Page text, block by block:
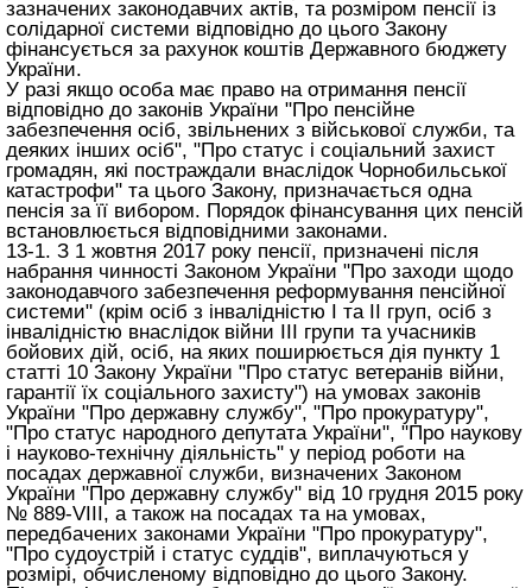
зазначених законодавчих актів, та розміром пенсії із
солідарної системи відповідно до цього Закону
фінансується за рахунок коштів Державного бюджету
України.
У разі якщо особа має право на отримання пенсії
відповідно до законів України "Про пенсійне
забезпечення осіб, звільнених з військової служби, та
деяких інших осіб", "Про статус і соціальний захист
громадян, які постраждали внаслідок Чорнобильської
катастрофи" та цього Закону, призначається одна
пенсія за її вибором. Порядок фінансування цих пенсій
встановлюється відповідними законами.
13-1. З 1 жовтня 2017 року пенсії, призначені після
набрання чинності Законом України "Про заходи щодо
законодавчого забезпечення реформування пенсійної
системи" (крім осіб з інвалідністю I та II груп, осіб з
інвалідністю внаслідок війни III групи та учасників
бойових дій, осіб, на яких поширюється дія пункту 1
статті 10 Закону України "Про статус ветеранів війни,
гарантії їх соціального захисту") на умовах законів
України "Про державну службу", "Про прокуратуру",
"Про статус народного депутата України", "Про наукову
і науково-технічну діяльність" у період роботи на
посадах державної служби, визначених Законом
України "Про державну службу" від 10 грудня 2015 року
№ 889-VIII, а також на посадах та на умовах,
передбачених законами України "Про прокуратуру",
"Про судоустрій і статус суддів", виплачуються у
розмірі, обчисленому відповідно до цього Закону.